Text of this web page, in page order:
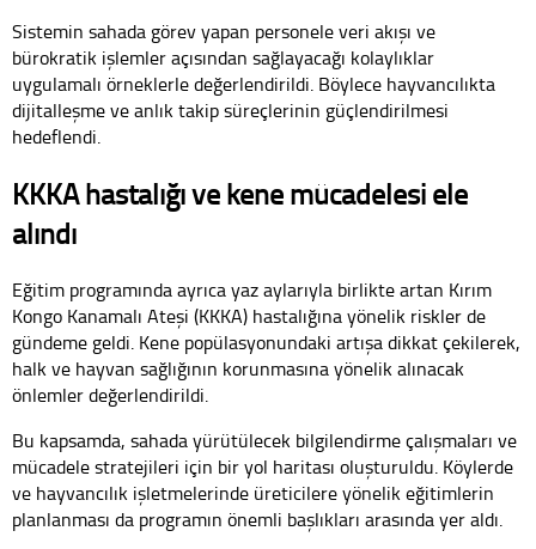
Sistemin sahada görev yapan personele veri akışı ve
bürokratik işlemler açısından sağlayacağı kolaylıklar
uygulamalı örneklerle değerlendirildi. Böylece hayvancılıkta
dijitalleşme ve anlık takip süreçlerinin güçlendirilmesi
hedeflendi.
KKKA hastalığı ve kene mücadelesi ele
alındı
Eğitim programında ayrıca yaz aylarıyla birlikte artan Kırım
Kongo Kanamalı Ateşi (KKKA) hastalığına yönelik riskler de
gündeme geldi. Kene popülasyonundaki artışa dikkat çekilerek,
halk ve hayvan sağlığının korunmasına yönelik alınacak
önlemler değerlendirildi.
Bu kapsamda, sahada yürütülecek bilgilendirme çalışmaları ve
mücadele stratejileri için bir yol haritası oluşturuldu. Köylerde
ve hayvancılık işletmelerinde üreticilere yönelik eğitimlerin
planlanması da programın önemli başlıkları arasında yer aldı.